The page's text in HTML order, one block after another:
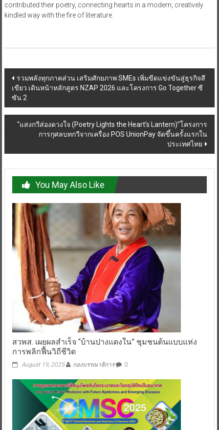
contributed their poetry, connecting hearts in a modern, creatively
kindled way with the fire of literature.
Post
navigation
รวมพลังทุกภาคส่วน เสริมศักยภาพ SMEs เพิ่มขีดแข่งขันสู่ธุรกิจสี
เขียว เดินหน้าหลักสูตร NZAP 2026 และโครงการ Go Together ซี
ซัน 2
“แสงกวีส่องดวงใจ (Poetry Lights the Heart’s Lantern)”โครงการ
การกุศลบทกวีจากเครื่อง POS UnionPay จัดขึ้นครั้งแรกใน
ประเทศไทย
You May Also Like
สวพส. เผยผลสำเร็จ “บ้านปางแดงใน” ชุมชนต้นแบบแห่ง
การพลิกฟื้นวิถีชีวิต
August 19, 2025 กองบรรณาธิการ 0